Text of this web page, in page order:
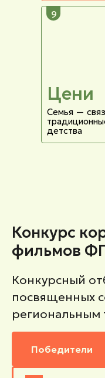
9
Цени
Семья —
детства
Конкурс
фильмов
Конкурсный
посвященных
региональным
Победители